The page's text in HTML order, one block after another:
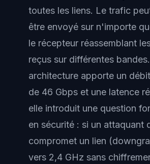
toutes les liens. Le trafic
être envoyé sur n'importe
le récepteur réassemblant
reçus sur différentes
architecture apporte un
de 46 Gbps et une latence
elle introduit une question
en sécurité : si un attaquant
compromet un lien
vers 2,4 GHz sans